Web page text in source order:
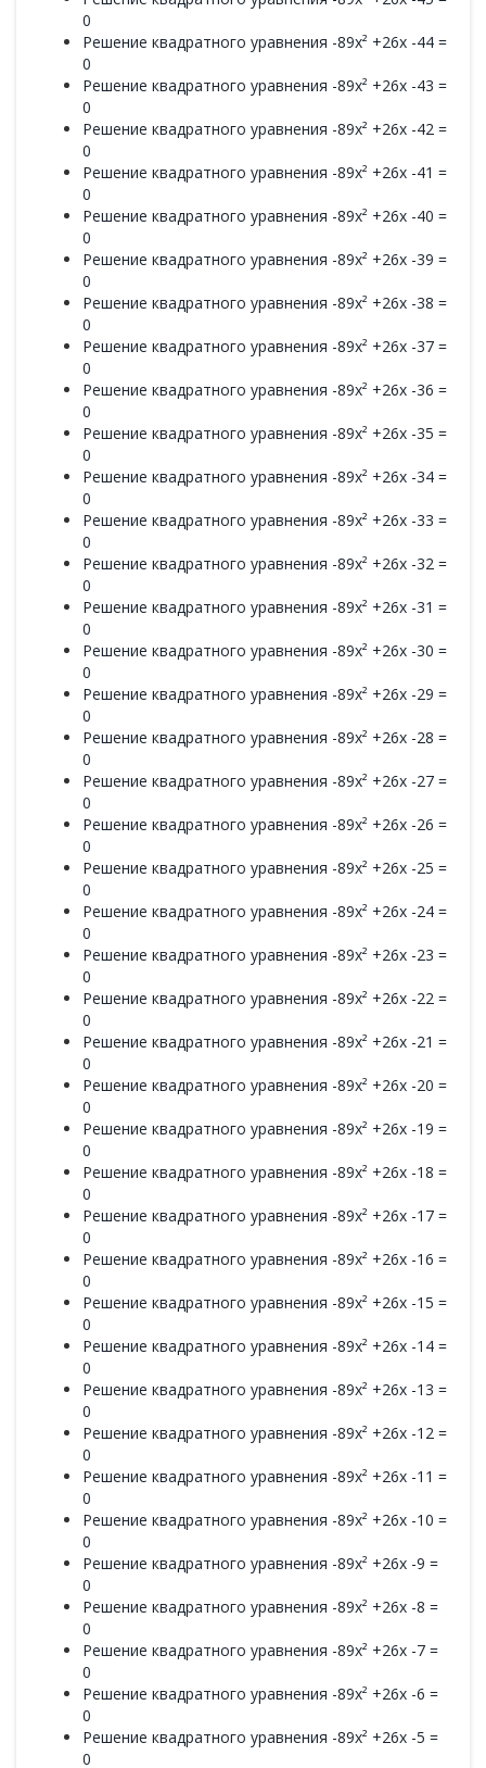
0
Решение квадратного уравнения -89x² +26x -44 =
0
Решение квадратного уравнения -89x² +26x -43 =
0
Решение квадратного уравнения -89x² +26x -42 =
0
Решение квадратного уравнения -89x² +26x -41 =
0
Решение квадратного уравнения -89x² +26x -40 =
0
Решение квадратного уравнения -89x² +26x -39 =
0
Решение квадратного уравнения -89x² +26x -38 =
0
Решение квадратного уравнения -89x² +26x -37 =
0
Решение квадратного уравнения -89x² +26x -36 =
0
Решение квадратного уравнения -89x² +26x -35 =
0
Решение квадратного уравнения -89x² +26x -34 =
0
Решение квадратного уравнения -89x² +26x -33 =
0
Решение квадратного уравнения -89x² +26x -32 =
0
Решение квадратного уравнения -89x² +26x -31 =
0
Решение квадратного уравнения -89x² +26x -30 =
0
Решение квадратного уравнения -89x² +26x -29 =
0
Решение квадратного уравнения -89x² +26x -28 =
0
Решение квадратного уравнения -89x² +26x -27 =
0
Решение квадратного уравнения -89x² +26x -26 =
0
Решение квадратного уравнения -89x² +26x -25 =
0
Решение квадратного уравнения -89x² +26x -24 =
0
Решение квадратного уравнения -89x² +26x -23 =
0
Решение квадратного уравнения -89x² +26x -22 =
0
Решение квадратного уравнения -89x² +26x -21 =
0
Решение квадратного уравнения -89x² +26x -20 =
0
Решение квадратного уравнения -89x² +26x -19 =
0
Решение квадратного уравнения -89x² +26x -18 =
0
Решение квадратного уравнения -89x² +26x -17 =
0
Решение квадратного уравнения -89x² +26x -16 =
0
Решение квадратного уравнения -89x² +26x -15 =
0
Решение квадратного уравнения -89x² +26x -14 =
0
Решение квадратного уравнения -89x² +26x -13 =
0
Решение квадратного уравнения -89x² +26x -12 =
0
Решение квадратного уравнения -89x² +26x -11 =
0
Решение квадратного уравнения -89x² +26x -10 =
0
Решение квадратного уравнения -89x² +26x -9 =
0
Решение квадратного уравнения -89x² +26x -8 =
0
Решение квадратного уравнения -89x² +26x -7 =
0
Решение квадратного уравнения -89x² +26x -6 =
0
Решение квадратного уравнения -89x² +26x -5 =
0